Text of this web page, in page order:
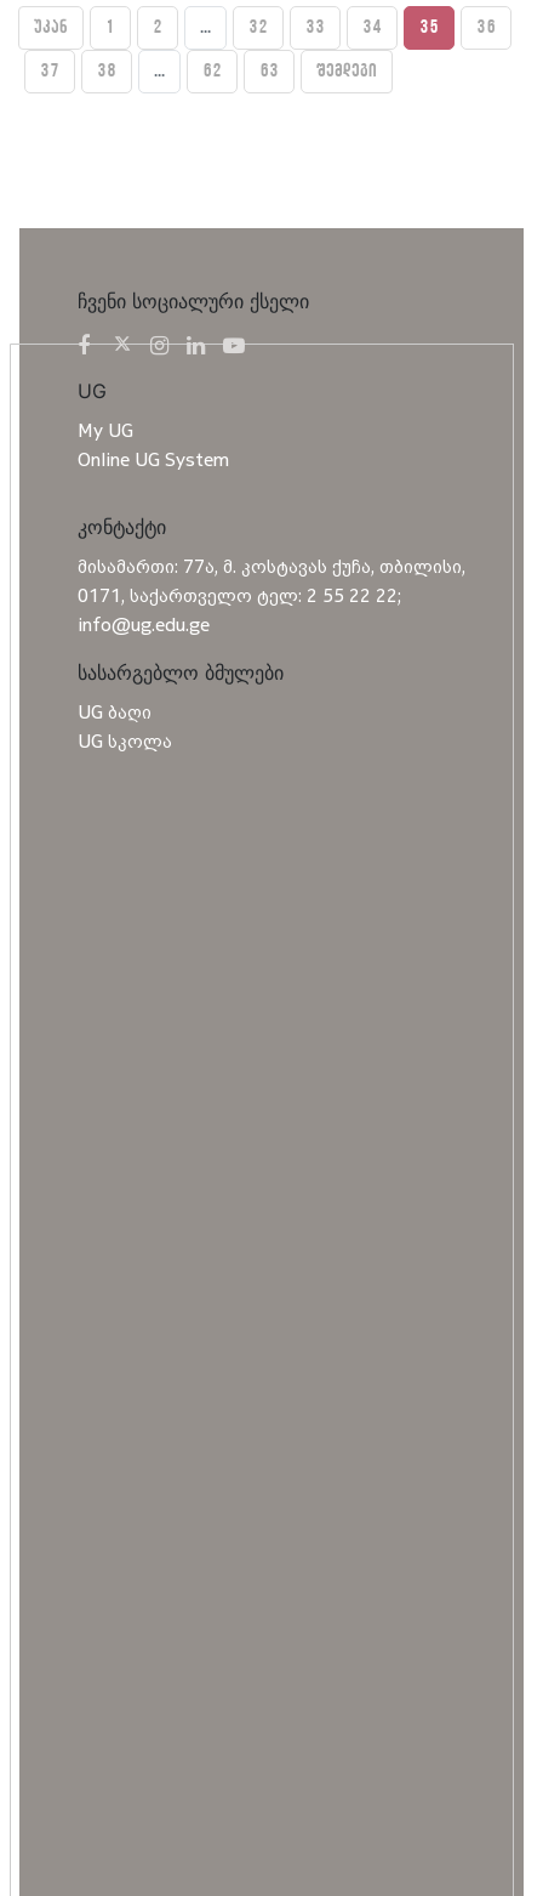
უკან 1 2 ... 32 33 34 35 36
37 38 ... 62 63 შემდეგი
ჩვენი სოციალური ქსელი
UG
My UG
Online UG System
კონტაქტი
მისამართი: 77ა, მ. კოსტავას ქუჩა, თბილისი,
0171, საქართველო ტელ: 2 55 22 22;
info@ug.edu.ge
სასარგებლო ბმულები
UG ბაღი
UG სკოლა